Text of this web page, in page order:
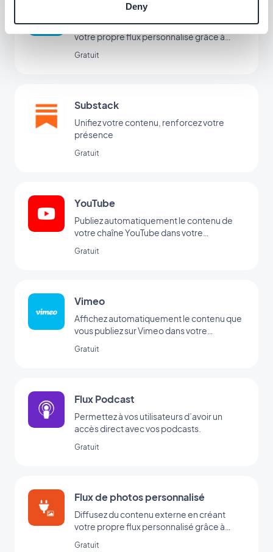
Deny
Flux d’articles personnalisé
Diffusez du contenu externe en créant
votre propre flux personnalisé grâce à
Gratuit
Substack
Unifiez votre contenu, renforcez votre
présence
Gratuit
YouTube
Publiez automatiquement le contenu de
votre chaîne YouTube dans votre
GoodBarber.
Gratuit
Vimeo
Affichez automatiquement le contenu que
vous publiez sur Vimeo dans votre
Vimeo, pour une synchronisation en temps
Gratuit
Flux Podcast
Permettez à vos utilisateurs d’avoir un
accès direct avec vos podcasts.
Gratuit
Flux de photos personnalisé
Diffusez du contenu externe en créant
votre propre flux personnalisé grâce à
Gratuit